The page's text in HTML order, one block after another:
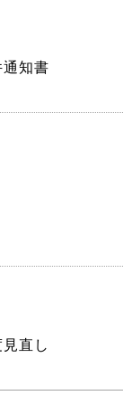
通知書
直し